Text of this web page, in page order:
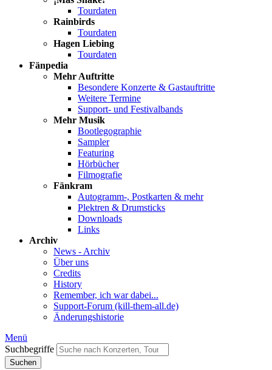
Tourdaten
Rainbirds
Tourdaten
Hagen Liebing
Tourdaten
Fänpedia
Mehr Auftritte
Besondere Konzerte & Gastauftritte
Weitere Termine
Support- und Festivalbands
Mehr Musik
Bootlegographie
Sampler
Featuring
Hörbücher
Filmografie
Fänkram
Autogramm-, Postkarten & mehr
Plektren & Drumsticks
Downloads
Links
Archiv
News - Archiv
Über uns
Credits
History
Remember, ich war dabei...
Support-Forum (kill-them-all.de)
Änderungshistorie
Menü
Suchbegriffe
Suchen